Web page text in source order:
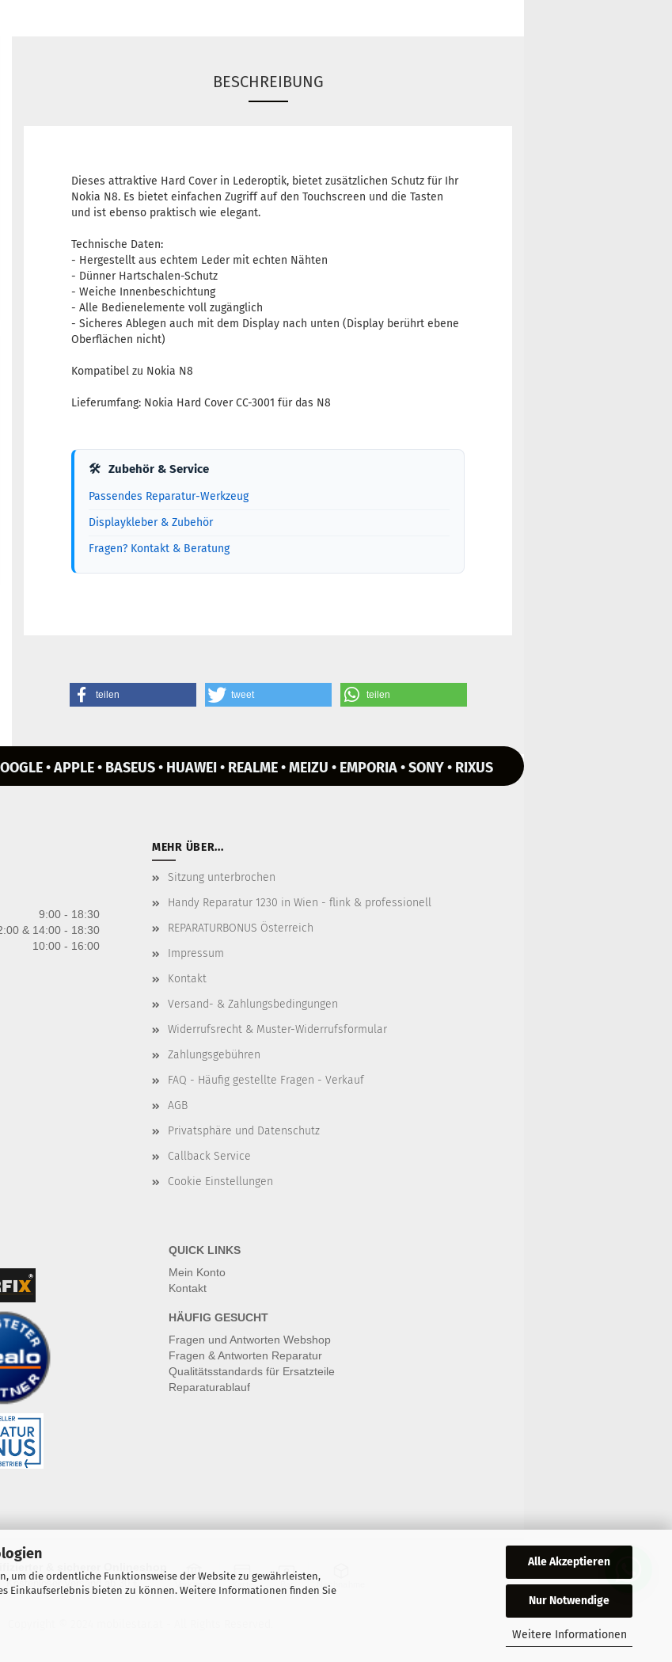
um die ordentliche Funktionsweise der Website zu gewährleisten,
Einkaufserlebnis bieten zu können. Weitere Informationen finden Sie
Alle Akzeptieren
Nur Notwendige
Weitere Informationen
BESCHREIBUNG
Dieses attraktive Hard Cover in Lederoptik, bietet zusätzlichen Schutz für Ihr
Nokia N8. Es bietet einfachen Zugriff auf den Touchscreen und die Tasten
und ist ebenso praktisch wie elegant.
Technische Daten:
- Hergestellt aus echtem Leder mit echten Nähten
- Dünner Hartschalen-Schutz
- Weiche Innenbeschichtung
- Alle Bedienelemente voll zugänglich
- Sicheres Ablegen auch mit dem Display nach unten (Display berührt ebene
Oberflächen nicht)
Kompatibel zu Nokia N8
Lieferumfang: Nokia Hard Cover CC-3001 für das N8
🛠 Zubehör & Service
Passendes Reparatur-Werkzeug
Displaykleber & Zubehör
Fragen? Kontakt & Beratung
teilen tweet teilen
• APPLE • BASEUS • HUAWEI • REALME • MEIZU • EMPORIA • SONY • RIXUS
9:00 - 18:30
& 14:00 - 18:30
10:00 - 16:00
MEHR ÜBER...
Sitzung unterbrochen
Handy Reparatur 1230 in Wien - flink & professionell
REPARATURBONUS Österreich
Impressum
Kontakt
Versand- & Zahlungsbedingungen
Widerrufsrecht & Muster-Widerrufsformular
Zahlungsgebühren
FAQ - Häufig gestellte Fragen - Verkauf
AGB
Privatsphäre und Datenschutz
Callback Service
Cookie Einstellungen
QUICK LINKS
Mein Konto
Kontakt
HÄUFIG GESUCHT
Fragen und Antworten Webshop
Fragen & Antworten Reparatur
Qualitätsstandards für Ersatzteile
Reparaturablauf
Kostenloser Versand ab 30 € Vorkasse Karte Bar Nachnahme